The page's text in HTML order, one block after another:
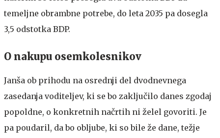
temeljne obrambne potrebe, do leta 2035 pa dosegla
3,5 odstotka BDP.
O nakupu osemkolesnikov
Janša ob prihodu na osrednji del dvodnevnega
zasedanja voditeljev, ki se bo zaključilo danes zgodaj
popoldne, o konkretnih načrtih ni želel govoriti. Je
pa poudaril, da bo obljube, ki so bile že dane, težje